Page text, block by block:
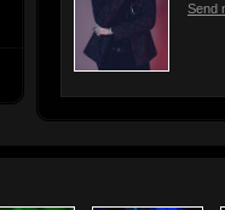
Send